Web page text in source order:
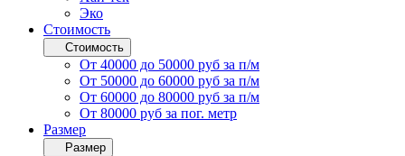
Эко
Стоимость
Стоимость
От 40000 до 50000 руб за п/м
От 50000 до 60000 руб за п/м
От 60000 до 80000 руб за п/м
От 80000 руб за пог. метр
Размер
Размер